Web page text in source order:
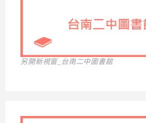
另開新視窗_台南二中圖書館